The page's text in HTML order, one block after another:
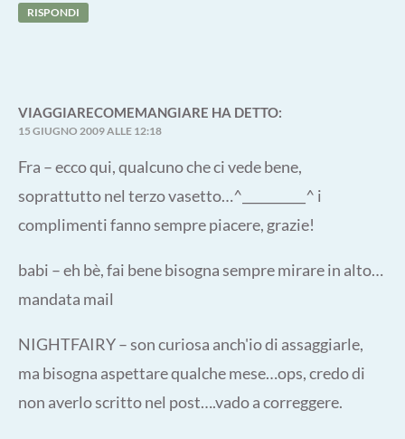
RISPONDI
VIAGGIARECOMEMANGIARE HA DETTO:
15 GIUGNO 2009 ALLE 12:18
Fra – ecco qui, qualcuno che ci vede bene,
soprattutto nel terzo vasetto…^__________^ i
complimenti fanno sempre piacere, grazie!
babi – eh bè, fai bene bisogna sempre mirare in alto…
mandata mail
NIGHTFAIRY – son curiosa anch'io di assaggiarle,
ma bisogna aspettare qualche mese…ops, credo di
non averlo scritto nel post….vado a correggere.